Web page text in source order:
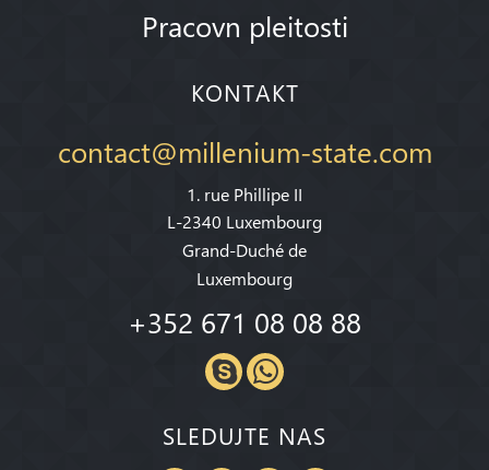
Pracovn pleitosti
KONTAKT
contact@millenium-state.com
1. rue Phillipe II
L-2340 Luxembourg
Grand-Duché de
Luxembourg
+352 671 08 08 88
SLEDUJTE NAS